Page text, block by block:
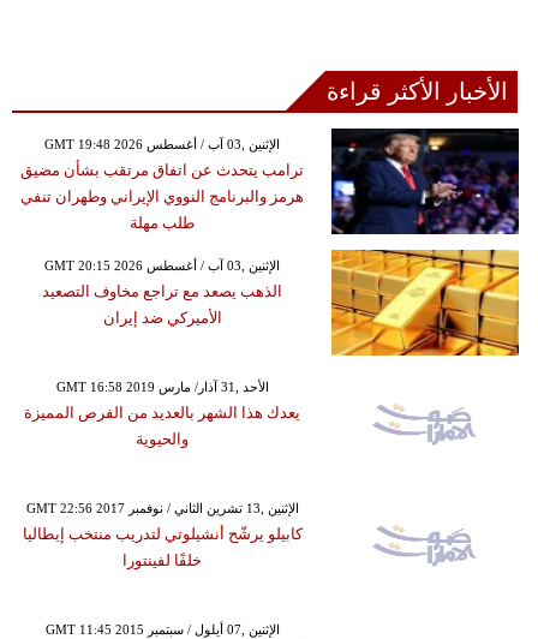
الأخبار الأكثر قراءة
GMT 19:48 2026 الإثنين ,03 آب / أغسطس
ترامب يتحدث عن اتفاق مرتقب بشأن مضيق
هرمز والبرنامج النووي الإيراني وطهران تنفي
طلب مهلة
GMT 20:15 2026 الإثنين ,03 آب / أغسطس
الذهب يصعد مع تراجع مخاوف التصعيد
الأميركي ضد إيران
GMT 16:58 2019 الأحد ,31 آذار/ مارس
يعدك هذا الشهر بالعديد من الفرص المميزة
والحيوية
GMT 22:56 2017 الإثنين ,13 تشرين الثاني / نوفمبر
كابيلو يرشّح أنشيلوتي لتدريب منتخب إيطاليا
خلفًا لفينتورا
GMT 11:45 2015 الإثنين ,07 أيلول / سبتمبر